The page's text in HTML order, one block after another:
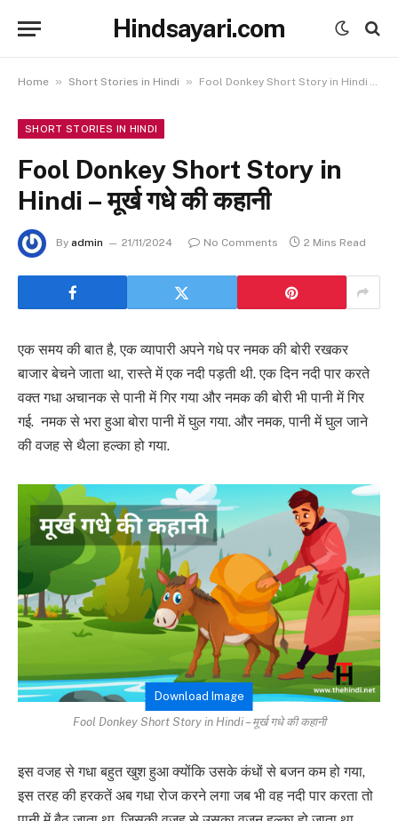
Hindsayari.com
Home » Short Stories in Hindi » Fool Donkey Short Story in Hindi – मूर्ख गधे की कहानी
SHORT STORIES IN HINDI
Fool Donkey Short Story in
Hindi – मूर्ख गधे की कहानी
By admin 21/11/2024 No Comments 2 Mins Read
एक समय की बात है, एक व्यापारी अपने गधे पर नमक की बोरी रखकर
बाजार बेचने जाता था, रास्ते में एक नदी पड़ती थी. एक दिन नदी पार करते
वक्त गधा अचानक से पानी में गिर गया और नमक की बोरी भी पानी में गिर
गई. नमक से भरा हुआ बोरा पानी में घुल गया. और नमक, पानी में घुल जाने
की वजह से थैला हल्का हो गया.
Download Image
Fool Donkey Short Story in Hindi – मूर्ख गधे की कहानी
इस वजह से गधा बहुत खुश हुआ क्योंकि उसके कंधों से बजन कम हो गया,
इस तरह की हरकतें अब गधा रोज करने लगा जब भी वह नदी पार करता तो